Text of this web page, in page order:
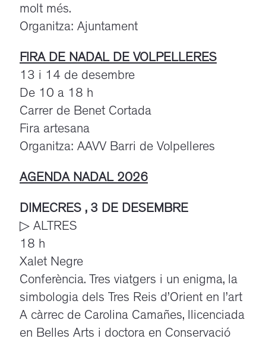
molt més.
Organitza: Ajuntament
FIRA DE NADAL DE VOLPELLERES
13 i 14 de desembre
De 10 a 18 h
Carrer de Benet Cortada
Fira artesana
Organitza: AAVV Barri de Volpelleres
AGENDA NADAL 2026
DIMECRES , 3 DE DESEMBRE
▷ ALTRES
18 h
Xalet Negre
Conferència. Tres viatgers i un enigma, la
simbologia dels Tres Reis d’Orient en l’art
A càrrec de Carolina Camañes, llicenciada
en Belles Arts i doctora en Conservació